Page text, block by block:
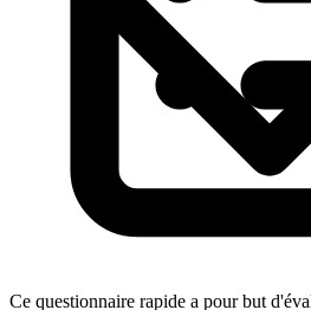
Ce questionnaire rapide a pour but